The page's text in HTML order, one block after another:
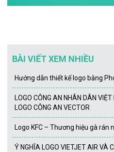
BÀI VIẾT XEM NHIỀU
Hướng dẫn thiết kế logo bằng
LOGO CÔNG AN NHÂN DÂN
LOGO CÔNG AN VECTOR
Logo KFC – Thương hiệu gà rán
Ý NGHĨA LOGO VIETJET AIR VÀ